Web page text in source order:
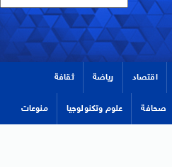
اقتصاد رياضة ثقافة
صحافة علوم وتكنولوجيا منوعات